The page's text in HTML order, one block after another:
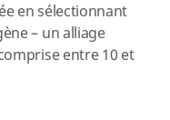
en sélectionnant
– un alliage
entre 10 et